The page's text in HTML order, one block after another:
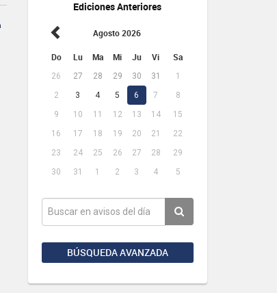
Ediciones Anteriores
Agosto 2026
Do Lu Ma Mi Ju Vi Sa
26 27 28 29 30 31
1
2
3 4 5 6 7
8
9
10 11 12 13 14
15
16
17 18 19 20 21
22
23
24 25 26 27 28
29
30
31 1 2 3 4 5
BÚSQUEDA AVANZADA